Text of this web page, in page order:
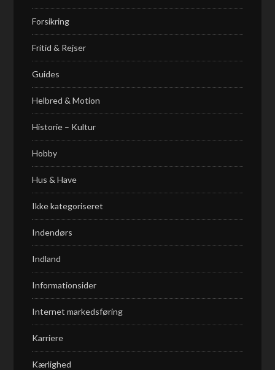
Forsikring
Fritid & Rejser
Guides
Helbred & Motion
Historie – Kultur
Hobby
Hus & Have
Ikke kategoriseret
Indendørs
Indland
Informationsider
Internet markedsføring
Karriere
Kærlighed